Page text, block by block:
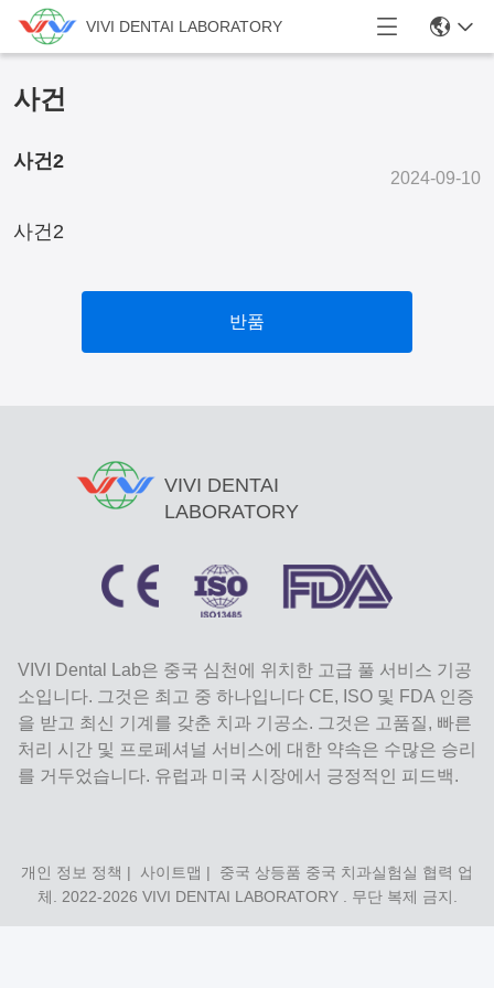
VIVI DENTAI LABORATORY
사건
사건2
2024-09-10
사건2
반품
VIVI DENTAI
LABORATORY
VIVI Dental Lab은 중국 심천에 위치한 고급 풀 서비스 기공
소입니다. 그것은 최고 중 하나입니다 CE, ISO 및 FDA 인증
을 받고 최신 기계를 갖춘 치과 기공소. 그것은 고품질, 빠른
처리 시간 및 프로페셔널 서비스에 대한 약속은 수많은 승리
를 거두었습니다. 유럽과 미국 시장에서 긍정적인 피드백.
개인 정보 정책 | 사이트맵 | 중국 상등품 중국 치과실험실 협력 업
체. 2022-2026 VIVI DENTAI LABORATORY. 무단 복제 금지.